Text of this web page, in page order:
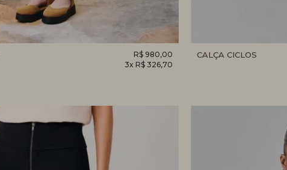
R$ 980,00
3x R$ 326,70
CALÇA CICLOS